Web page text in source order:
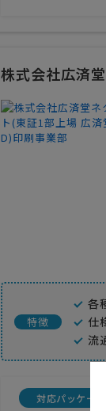
株式会社広済
特徴
各
仕
流
対応パッケージ